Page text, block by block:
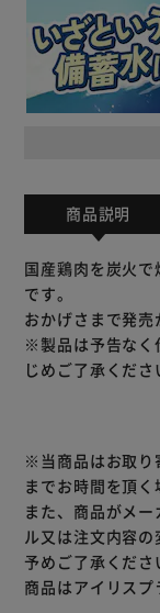
商品説明
国産鶏肉を炭火
です。
おかげさまで発売
※製品は予告なく
じめご了承くださ
※当商品はお取り
までお時間を頂く
また、商品がメ
ル又は注文内容の
予めご了承くださ
商品はアイリスプ